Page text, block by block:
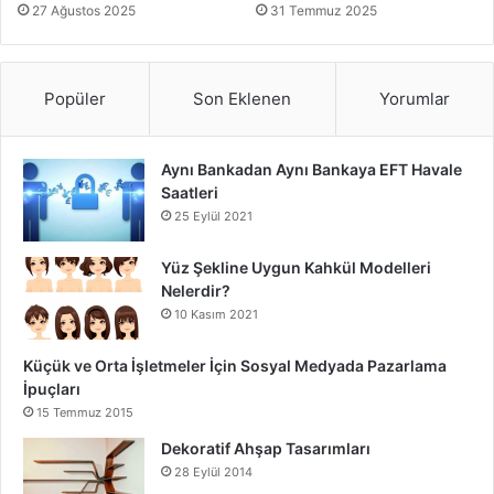
Araştırmalar, sindirim sisteminin rahat çalışmasının uyku
4. Uyku Eğitimi Yöntemlerini Bilimsel
Temele Dayandırmak
Bebeklerde uyku eğitimi, tartışmalı bir konu olsa da
bilimsel olarak desteklenen bazı yöntemler, uyku
sorunlarının çözümünde etkili olabilir.
Kademeli Yaklaşım (Ferber Yöntemi)
aralıklarla kontrol ederek destek vermek.
Rutin Güçlendirme Yöntemi
güçlendiren, sakinleştirici ve tekrarlayan davranışların
uygulanması.
27 Ağustos 2025 31 Temmuz 2025
Popüler Son Eklenen Yorumlar
Aynı Bankadan Aynı Bankaya EFT Havale
Saatleri
25 Eylül 2021
Yüz Şekline Uygun Kahkül Modelleri
Nelerdir?
10 Kasım 2021
Küçük ve Orta İşletmeler İçin Sosyal Medyada Pazarlama
İpuçları
15 Temmuz 2015
Dekoratif Ahşap Tasarımları
28 Eylül 2014